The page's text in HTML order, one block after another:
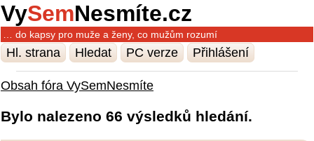
VySemNesmíte.cz
… do kapsy pro muže a ženy, co mužům rozumí
Hl. strana Hledat PC verze Přihlášení
Obsah fóra VySemNesmíte
Bylo nalezeno 66 výsledků hledání.